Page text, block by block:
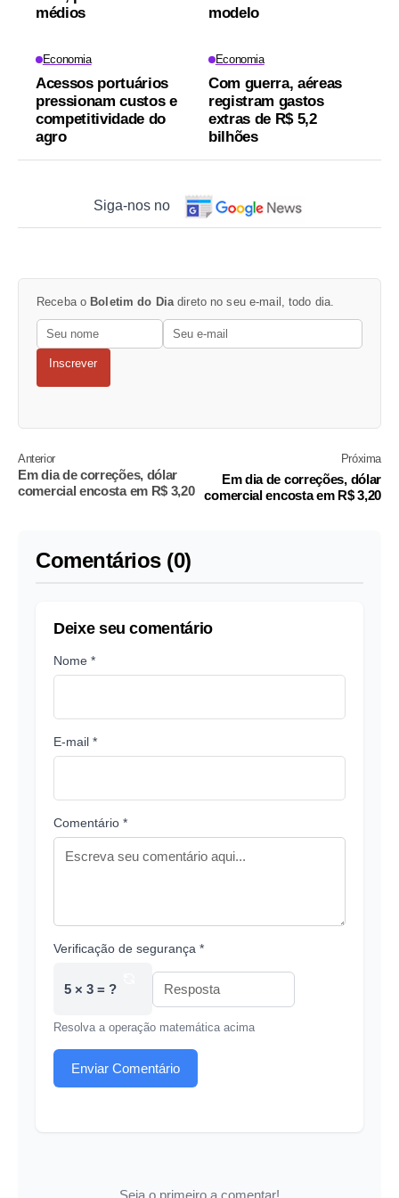
médios
modelo
Economia
Acessos portuários
pressionam custos e
competitividade do
agro
Economia
Com guerra, aéreas
registram gastos
extras de R$ 5,2
bilhões
Siga-nos no
Receba o Boletim do Diadireto no seu e-mail, todo dia.
Inscrever
Anterior
Em dia de correções, dólar
comercial encosta em R$ 3,20
Próxima
Em dia de correções, dólar
comercial encosta em R$ 3,20
Comentários (0)
Deixe seu comentário
Nome *
E-mail *
Comentário *
Verificação de segurança *
5 × 3 = ?
Resolva a operação matemática acima
Enviar Comentário